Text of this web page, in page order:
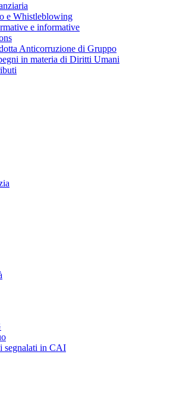
e Whistleblowing
e informative
Anticorruzione di Gruppo
in materia di Diritti Umani
segnalati in CAI